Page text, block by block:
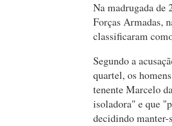
Na madrugada de
Forças Armadas,
classificaram
Segundo a
quartel, os
tenente Marcelo
isoladora" e que
decidindo